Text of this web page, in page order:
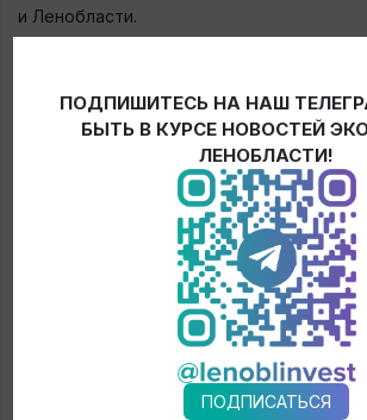
и Ленобласти.
Санкт-Петербурга и Ленобласти.
6. О создании единой информационной
обеспечения общественной
Трансляция пройдёт на нашей странице
ПОДПИШИТЕСЬ НА НАШ
БЫТЬ В КУРСЕ НОВОСТЕЙ
ЛЕНОБЛАСТИ!
ПОДПИСАТЬСЯ